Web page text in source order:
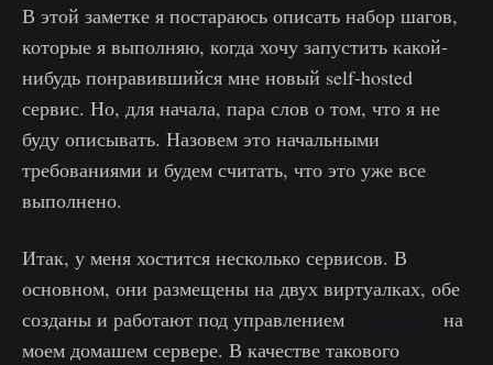
В этой заметке я постараюсь описать набор шагов,
которые я выполняю, когда хочу запустить какой-
нибудь понравившийся мне новый self-hosted
сервис. Но, для начала, пара слов о том, что я не
буду описывать. Назовем это начальными
требованиями и будем считать, что это уже все
выполнено.
Итак, у меня хостится несколько сервисов. В
основном, они размещены на двух виртуалках, обе
созданы и работают под управлением
на
моем домашем сервере. В качестве такового